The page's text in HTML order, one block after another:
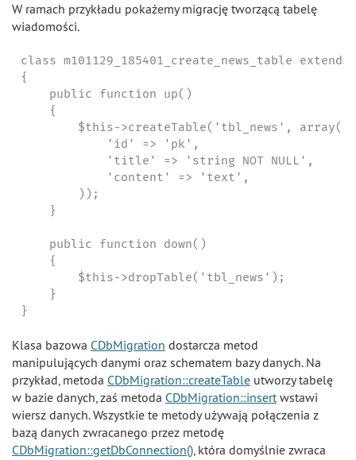
W ramach przykładu pokażemy migrację tworzącą tabelę
wiadomości.
class m101129_185401_create_news_table
{
    public function up()
    {
        $this->createTable('tbl_news', array(
            'id' => 'pk',
            'title' => 'string NOT NULL',
            'content' => 'text',
        ));
    }
    public function down()
    {
        $this->dropTable('tbl_news');
    }
}
Klasa bazowa CDbMigration dostarcza metod
manipulujących danymi oraz schematem bazy danych. Na
przykład, metoda CDbMigration::createTable utworzy tabelę
w bazie danych, zaś metoda CDbMigration::insert wstawi
wiersz danych. Wszystkie te metody używają połączenia z
bazą danych zwracanego przez metodę
CDbMigration::getDbConnection(), która domyślnie zwraca